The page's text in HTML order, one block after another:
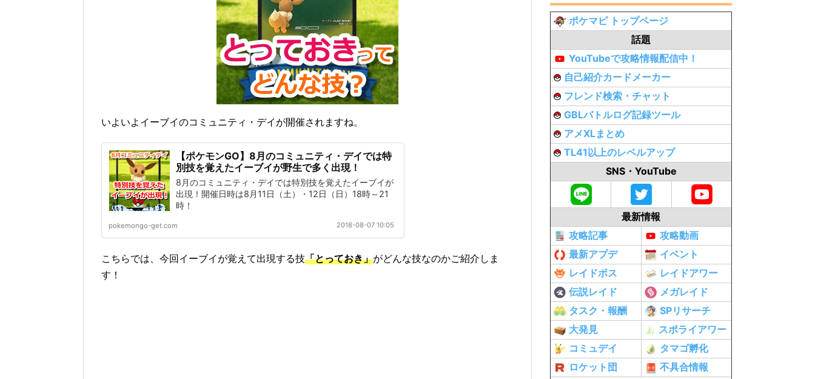
いよいよイーブイのコミュニティ・デイが開催されますね。
【ポケモンGO】8月のコミュニティ・デイでは特
別技を覚えたイーブイが野生で多く出現！
8月のコミュニティ・デイでは特別技を覚えたイーブイが
出現！開催日時は8月11日（土）・12日（日）18時～21
時！
pokemongo-get.com 2018-08-07 10:05
こちらでは、今回イーブイが覚えて出現する技「とっておき」がどんな技なのかご紹介しま
す！
ポケマピ トップページ
話題
YouTubeで攻略情報配信中！
自己紹介カードメーカー
フレンド検索・チャット
GBLバトルログ記録ツール
アメXLまとめ
TL41以上のレベルアップ
SNS・YouTube
最新情報
攻略記事
攻略動画
最新アプデ
イベント
レイドボス
レイドアワー
伝説レイド
メガレイド
タスク・報酬
SPリサーチ
大発見
スポライアワー
コミュデイ
タマゴ孵化
ロケット団
不具合情報